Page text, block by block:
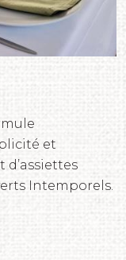
et
Intemporels.